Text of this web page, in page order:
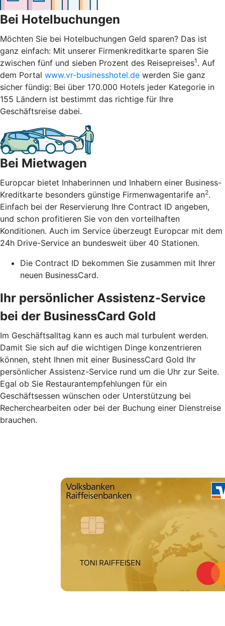
Bei Hotelbuchungen
Möchten Sie bei Hotelbuchungen Geld sparen? Das ist
ganz einfach: Mit unserer Firmenkreditkarte sparen Sie
zwischen fünf und sieben Prozent des Reisepreises1 . Auf
dem Portal www.vr-businesshotel.de werden Sie ganz
sicher fündig: Bei über 170.000 Hotels jeder Kategorie in
155 Ländern ist bestimmt das richtige für Ihre
Geschäftsreise dabei.
Bei Mietwagen
Europcar bietet Inhaberinnen und Inhabern einer Business-
Kreditkarte besonders günstige Firmenwagentarife an2.
Einfach bei der Reservierung Ihre Contract ID angeben,
und schon profitieren Sie von den vorteilhaften
Konditionen. Auch im Service überzeugt Europcar mit dem
24h Drive-Service an bundesweit über 40 Stationen.
Die Contract ID bekommen Sie zusammen mit Ihrer
neuen BusinessCard.
Ihr persönlicher Assistenz-Service
bei der BusinessCard Gold
Im Geschäftsalltag kann es auch mal turbulent werden.
Damit Sie sich auf die wichtigen Dinge konzentrieren
können, steht Ihnen mit einer BusinessCard Gold Ihr
persönlicher Assistenz-Service rund um die Uhr zur Seite.
Egal ob Sie Restaurantempfehlungen für ein
Geschäftsessen wünschen oder Unterstützung bei
Recherchearbeiten oder bei der Buchung einer Dienstreise
brauchen.